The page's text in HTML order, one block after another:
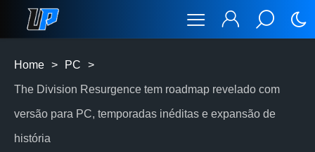
Home > PC >
The Division Resurgence tem roadmap revelado com
versão para PC, temporadas inéditas e expansão de
história